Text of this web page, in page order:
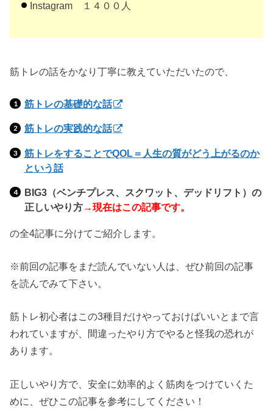
Instagram １４００人
筋トレの話をかなり丁寧に教えていただいたので、
筋トレの基礎的な話
筋トレの実践的な話
筋トレをすることでQOL＝人生の質がどう上がるのか
という話
BIG3（ベンチプレス、スクワット、デッドリフト）の
正しいやり方→現在はこの記事です。
の全4記事に分けてご紹介します。
※前回の記事をまだ読んでいない人は、ぜひ前回の記事
を読んでみて下さい。
筋トレ初心者はこの3種目だけやっておけばいいとまで言
われていますが、間違ったやり方でやると怪我の恐れが
あります。
正しいやり方で、安全に効率的よく筋肉をつけていくた
めに、ぜひこの記事を参考にしてください！